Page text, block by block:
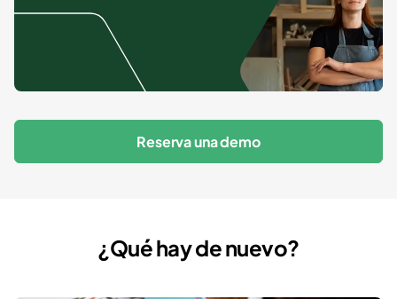
Reserva una demo
¿Qué hay de nuevo?